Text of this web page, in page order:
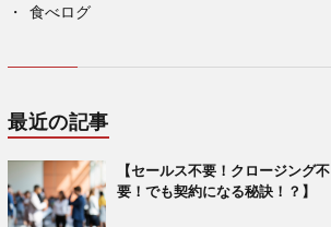
食べログ
最近の記事
【セールス不要！クロージング不
要！でも契約になる秘訣！？】